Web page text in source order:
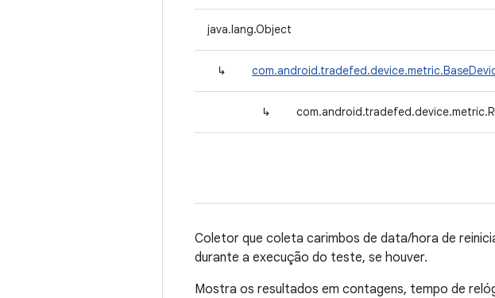
java.lang.Object
↳
↳
Coletor que coleta carimbos de data/hora de
durante a execução do teste, se houver.
Mostra os resultados em contagens, tempo de